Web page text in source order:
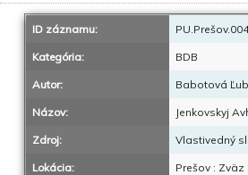
ID záznamu:
Kategória: BDB
Autor: Babotová
Názov: Jenkovskyj
Zdroj: Vlastivedný
Lokácia: Prešov :